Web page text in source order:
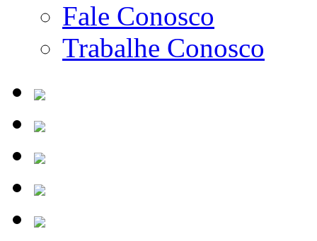
Fale Conosco
Trabalhe Conosco